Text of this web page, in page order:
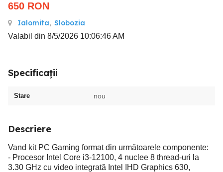
650 RON
Ialomita, Slobozia
Valabil din 8/5/2026 10:06:46 AM
Specificații
Stare nou
Descriere
Vand kit PC Gaming format din următoarele componente:
- Procesor Intel Core i3-12100, 4 nuclee 8 thread-uri la
3.30 GHz cu video integrată Intel IHD Graphics 630,